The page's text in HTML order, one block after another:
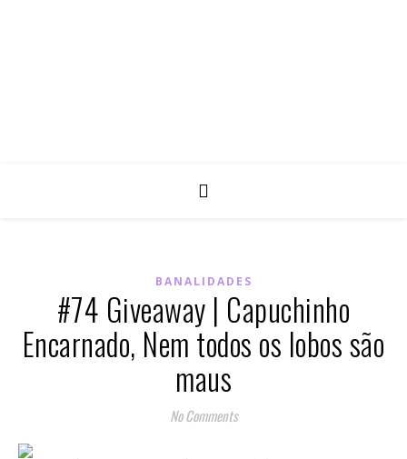
BANALIDADES
#74 Giveaway | Capuchinho
Encarnado, Nem todos os lobos são
maus
No Comments